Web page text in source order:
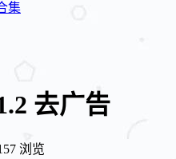
集
去广告
浏览